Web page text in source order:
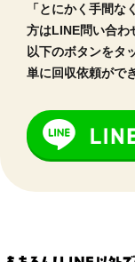
「とにかく手間な
方はLINE問い合わ
以下のボタンをタ
単に回収依頼がで